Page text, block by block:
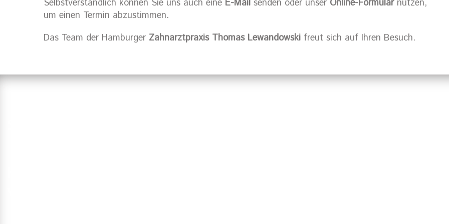
Selbstverständlich können Sie uns auch eine E-Mail senden oder unser Online-Formularnutzen,
um einen Termin abzustimmen.
Das Team der Hamburger Zahnarztpraxis Thomas Lewandowski freut sich auf Ihren Besuch.